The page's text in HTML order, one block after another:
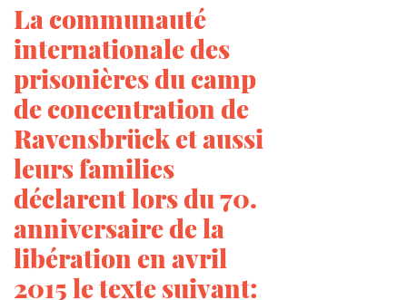
La communauté
internationale des
prisonières du camp
de concentration de
Ravensbrück et aussi
leurs families
déclarent lors du 70.
anniversaire de la
libération en avril
2015 le texte suivant: